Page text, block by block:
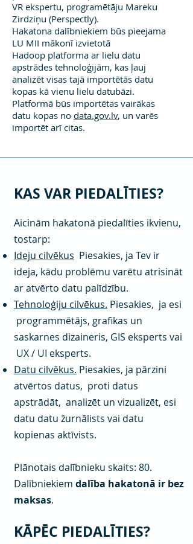
VR ekspertu, programētāju Mareku
Zirdziņu (Perspectly).
Hakatona dalībniekiem būs pieejama
LU MII mākonī izvietotā
Hadoop platforma ar lielu datu
apstrādes tehnoloģijām, kas ļauj
analizēt visas tajā importētās datu
kopas kā vienu lielu datubāzi.
Platformā būs importētas vairākas
datu kopas no data.gov.lv, un varēs
importēt arī citas.
KAS VAR PIEDALĪTIES?
Aicinām hakatonā piedalīties ikvienu,
tostarp:
Ideju cilvēkus Piesakies, ja Tev ir
ideja, kādu problēmu varētu atrisināt
ar atvērto datu palīdzību.
Tehnoloģiju cilvēkus. Piesakies, ja esi
programmētājs, grafikas un
saskarnes dizaineris, GIS eksperts vai
UX / UI eksperts.
Datu cilvēkus. Piesakies, ja pārzini
atvērtos datus, proti datus
apstrādāt, analizēt un vizualizēt, esi
datu datu žurnālists vai datu
kopienas aktīvists.
Plānotais dalībnieku skaits: 80.
Dalībniekiem dalība hakatonā ir bez
maksas.
KĀPĒC PIEDALĪTIES?